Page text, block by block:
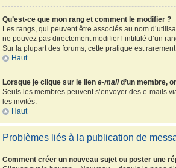
Qu’est-ce que mon rang et comment le modifier ?
Les rangs, qui peuvent être associés au nom
ne pouvez pas directement modifier l’intitulé d’un
Sur la plupart des forums, cette pratique est
Haut
Lorsque je clique sur le liene-maild’un membre,
Seuls les membres peuvent s’envoyer des e-mails
les invités.
Haut
Problèmes liés à la publication de
Comment créer un nouveau sujet ou poster une